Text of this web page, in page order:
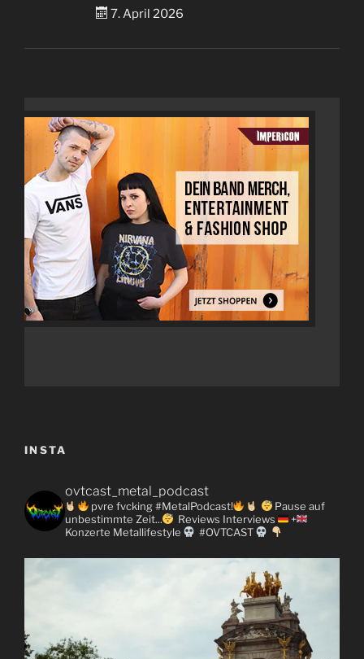
7. April 2026
INSTA
ovtcast_metal_podcast
pvre fvcking #MetalPodcast!
Pause auf
unbestimmte Zeit...
Reviews Interviews
+
Konzerte Metallifestyle #OVTCAST